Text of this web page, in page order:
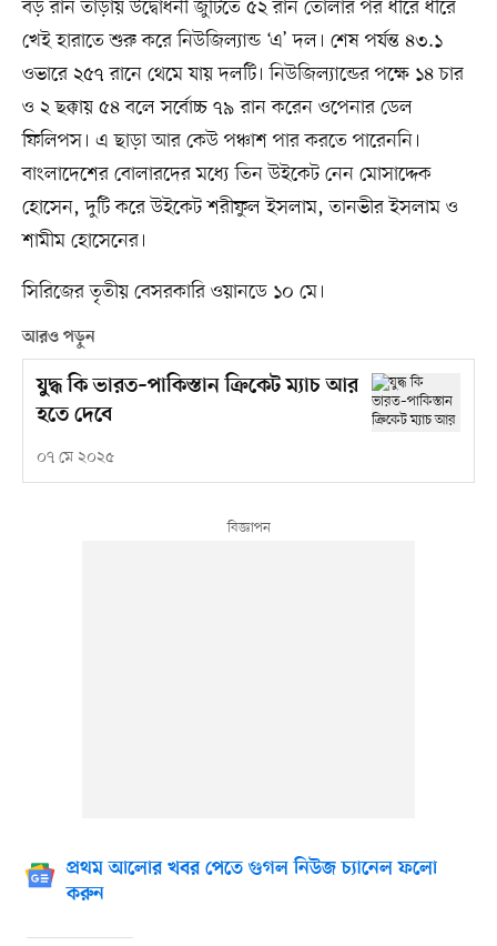
বড় রান তাড়ায় উদ্বোধনী জুটিতে ৫২ রান তোলার পর ধীরে ধীরে
খেই হারাতে শুরু করে নিউজিল্যান্ড ‘এ’ দল। শেষ পর্যন্ত ৪৩.১
ওভারে ২৫৭ রানে থেমে যায় দলটি। নিউজিল্যান্ডের পক্ষে ১৪ চার
ও ২ ছক্কায় ৫৪ বলে সর্বোচ্চ ৭৯ রান করেন ওপেনার ডেল
ফিলিপস। এ ছাড়া আর কেউ পঞ্চাশ পার করতে পারেননি।
বাংলাদেশের বোলারদের মধ্যে তিন উইকেট নেন মোসাদ্দেক
হোসেন, দুটি করে উইকেট শরীফুল ইসলাম, তানভীর ইসলাম ও
শামীম হোসেনের।
সিরিজের তৃতীয় বেসরকারি ওয়ানডে ১০ মে।
আরও পড়ুন
যুদ্ধ কি ভারত–পাকিস্তান ক্রিকেট ম্যাচ আর
হতে দেবে
০৭ মে ২০২৫
প্রথম আলোর খবর পেতে গুগল নিউজ চ্যানেল ফলো
করুন